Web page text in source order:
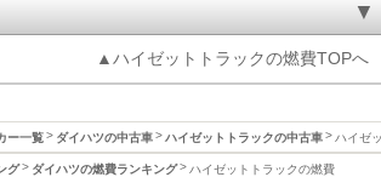
▲ハイゼットトラックの燃費TOPへ
ー一覧 ダイハツの中古車 ハイゼットトラックの中古車 ハイゼ
グ ダイハツの燃費ランキング ハイゼットトラックの燃費